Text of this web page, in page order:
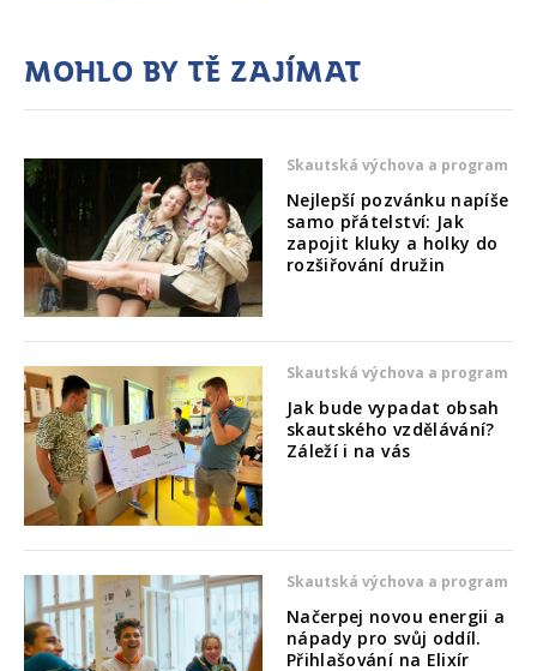
Mohlo by tě zajímat
Skautská výchova a program
Nejlepší pozvánku napíše
samo přátelství: Jak
zapojit kluky a holky do
rozšiřování družin
Skautská výchova a program
Jak bude vypadat obsah
skautského vzdělávání?
Záleží i na vás
Skautská výchova a program
Načerpej novou energii a
nápady pro svůj oddíl.
Přihlašování na Elixír